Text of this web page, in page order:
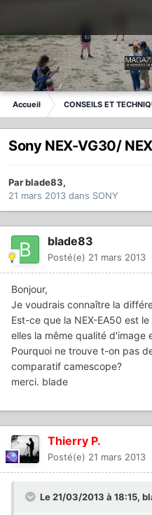
Accueil CONSEILS ET
Sony NEX-VG30/
Parblade83,
21 mars 2013 dans SONY
blade83
Posté(e) 21 mars 2013
Bonjour,
Je voudrais connaître la
Est-ce que la NEX-EA50 est
elles la même qualité d'image
Pourquoi ne trouve t-on pas
comparatif camescope?
merci. blade
Thierry P.
Posté(e) 21 mars 2013
Le 21/03/2013 à 18:15,